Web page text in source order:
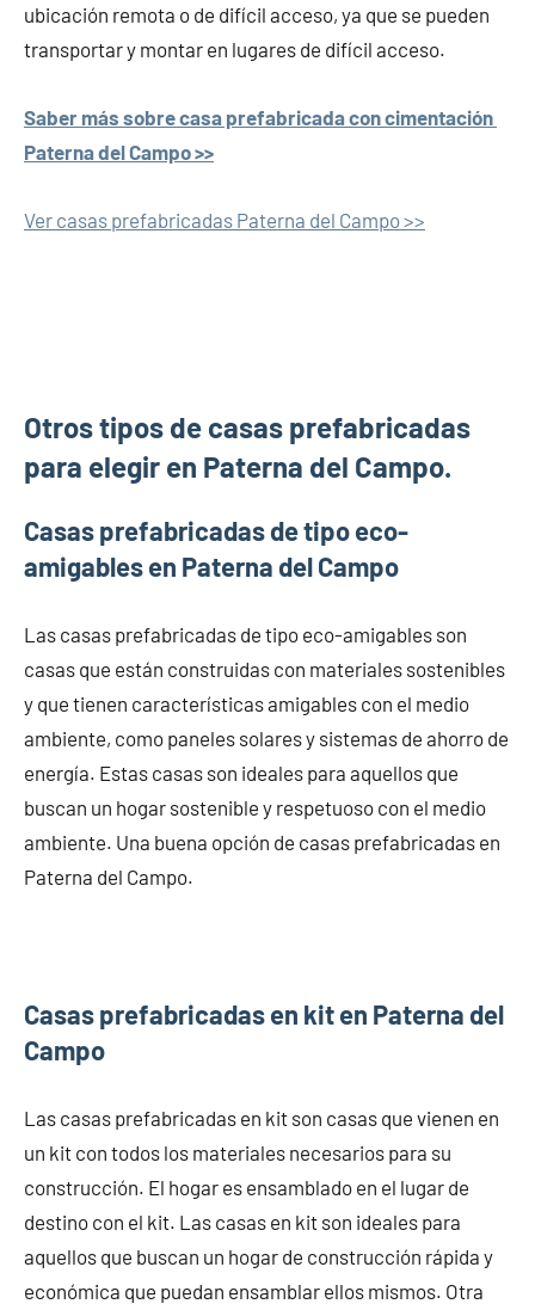
ubicación remota o de difícil acceso, ya que se pueden
transportar y montar en lugares de difícil acceso.
Saber más sobre casa prefabricada con cimentación
Paterna del Campo >>
Ver casas prefabricadas Paterna del Campo >>
Otros tipos de casas prefabricadas
para elegir en Paterna del Campo.
Casas prefabricadas de tipo eco-
amigables en Paterna del Campo
Las casas prefabricadas de tipo eco-amigables son
casas que están construidas con materiales sostenibles
y que tienen características amigables con el medio
ambiente, como paneles solares y sistemas de ahorro de
energía. Estas casas son ideales para aquellos que
buscan un hogar sostenible y respetuoso con el medio
ambiente. Una buena opción de casas prefabricadas en
Paterna del Campo.
Casas prefabricadas en kit en Paterna del
Campo
Las casas prefabricadas en kit son casas que vienen en
un kit con todos los materiales necesarios para su
construcción. El hogar es ensamblado en el lugar de
destino con el kit. Las casas en kit son ideales para
aquellos que buscan un hogar de construcción rápida y
económica que puedan ensamblar ellos mismos. Otra